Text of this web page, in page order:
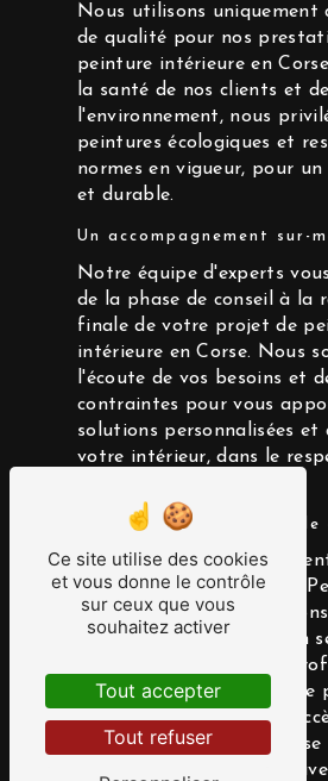
Nous utilisons uniquement
de qualité pour nos
peinture intérieure en
la santé de nos clients et de
l'environnement, nous
peintures écologiques et
normes en vigueur, pour
et durable.
Un accompagnement sur-
Notre équipe d'experts
de la phase de conseil à la
finale de votre projet de
intérieure en Corse. Nous
l'écoute de vos besoins et
contraintes pour vous
solutions personnalisées et
votre intérieur, dans le
Une satisfaction clientèle
La satisfaction de nos
priorité chez Application
Électronique. Nous
œuvre pour vous offrir un
qualité, transparent et
de faire de votre projet de
intérieure un véritable
confiance à notre
votre intérieur en Corse
Ce site utilise des cookies
et vous donne le contrôle
sur ceux que vous
souhaitez activer
Tout accepter
Tout refuser